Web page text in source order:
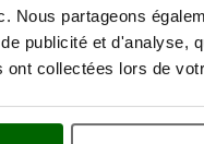
Nous partageons
publicité et d'analyse,
collectées lors de
franchir racines, rochers
efficace pour les travaux de
avec des charges